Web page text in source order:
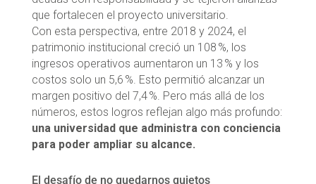
que fortalecen el proyecto universitario.
Con esta perspectiva, entre 2018 y 2024, el
patrimonio institucional creció un 108 %, los
ingresos operativos aumentaron un 13 % y los
costos solo un 5,6 %. Esto permitió alcanzar un
margen positivo del 7,4 %. Pero más allá de los
números, estos logros reflejan algo más profundo:
una universidad que administra con conciencia
para poder ampliar su alcance.
El desafío de no quedarnos quietos